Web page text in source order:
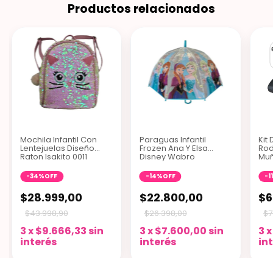
Productos relacionados
Mochila Infantil Con
Lentejuelas Diseño
Raton Isakito 0011
-34%OFF
$28.999,00
$43.998,90
3x$9.666,33 sin
interés
Paraguas Infantil
Frozen Ana Y Elsa
Disney Wabro
-14%OFF
$22.800,00
$26.398,00
3x$7.600,00 sin
interés
Kit
-11
3